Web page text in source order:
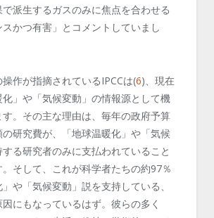
派生するガスのみに焦点を合わせる
かつ有害」とコメントしていまし
作が指摘されているIPCCは(6)、現在
」や「気候変動」の情報源として機
。その主な理由は、毎年の政府予算
研究費が、「地球温暖化」や「気候
る研究者のみに支払われていること
そして、これが科学者たちの約97％
や「気候変動」説を支持している、
にもなっているはず。彼らの多く